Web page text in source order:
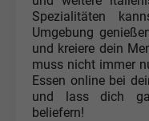
Spezialitäten
Umgebung
und kreiere dein
muss nicht immer
Essen online bei
und lass dich
beliefern!